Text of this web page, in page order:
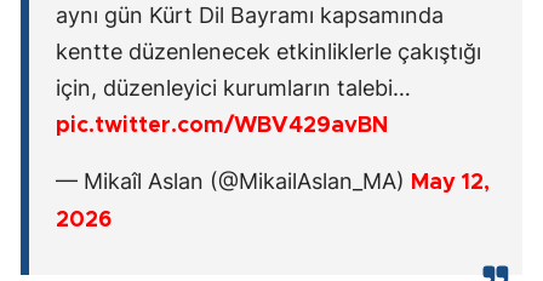
aynı gün Kürt Dil Bayramı kapsamında
kentte düzenlenecek etkinliklerle çakıştığı
için, düzenleyici kurumların talebi…
pic.twitter.com/WBV429avBN
— Mikaîl Aslan (@MikailAslan_MA) May 12,
2026